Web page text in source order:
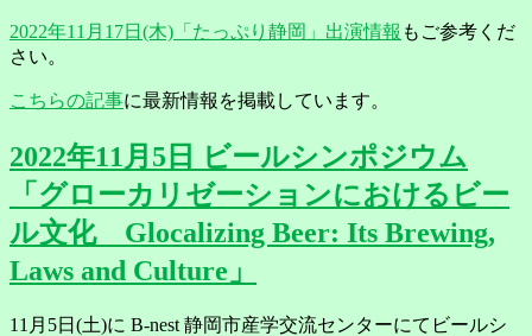
2022年11月17日(木)「たっぷり静岡」出演情報 もご参考くだ
さい。
こちらの記事に最新情報を掲載しています。
2022年11月5日 ビールシンポジウム
「グローカリゼーションにおけるビー
ル文化 Glocalizing Beer: Its Brewing,
Laws and Culture」
11月5日(土)に B-nest 静岡市産学交流センターにてビールシ